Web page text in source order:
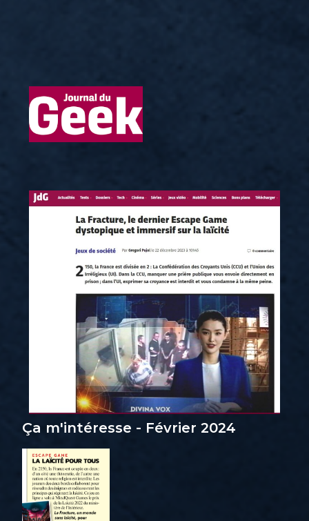
Ça m'intéresse - Février 2024